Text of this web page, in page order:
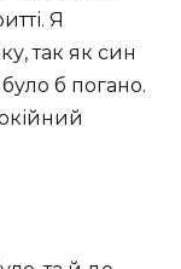
Я
так як син
б погано.